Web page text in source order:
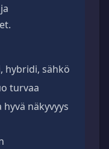
hybridi, sähkö
turvaa
näkyvyys